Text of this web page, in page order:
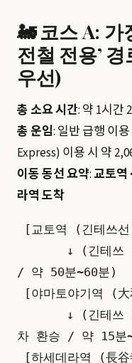
🚂 코스 A: 가
전철 전용’
우선)
총 소요 시간: 약 1시간
총 운임: 일반 급행 이
Express) 이용 시 약
이동 동선 요약:교토역
라역 도착
/ 약 50분~60분)
차 환승 / 약 15분